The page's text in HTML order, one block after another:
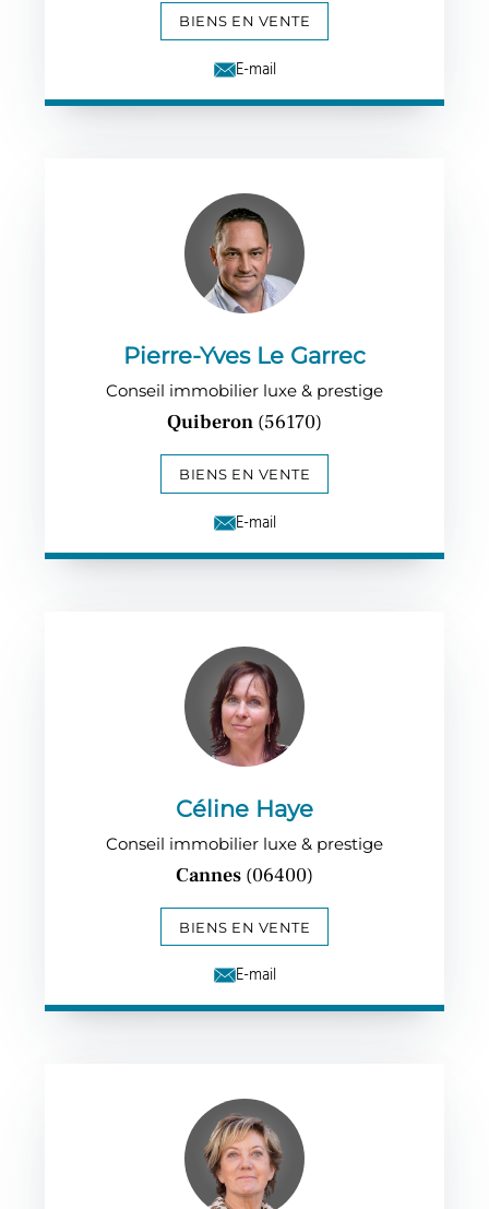
BIENS EN VENTE
E-mail
Pierre-Yves Le Garrec
Conseil immobilier luxe & prestige
Quiberon (56170)
BIENS EN VENTE
E-mail
Céline Haye
Conseil immobilier luxe & prestige
Cannes (06400)
BIENS EN VENTE
E-mail